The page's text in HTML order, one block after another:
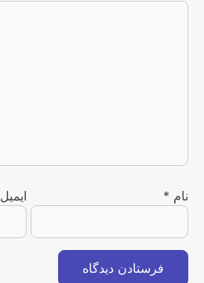
نام * ایمیل